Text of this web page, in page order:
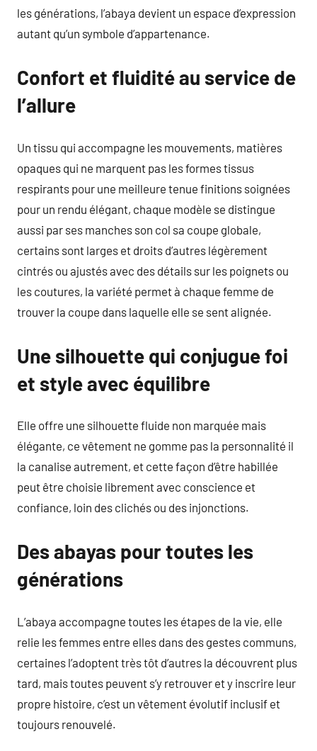
les générations, l’abaya devient un espace d’expression
autant qu’un symbole d’appartenance.
Confort et fluidité au service de
l’allure
Un tissu qui accompagne les mouvements, matières
opaques qui ne marquent pas les formes tissus
respirants pour une meilleure tenue finitions soignées
pour un rendu élégant, chaque modèle se distingue
aussi par ses manches son col sa coupe globale,
certains sont larges et droits d’autres légèrement
cintrés ou ajustés avec des détails sur les poignets ou
les coutures, la variété permet à chaque femme de
trouver la coupe dans laquelle elle se sent alignée.
Une silhouette qui conjugue foi
et style avec équilibre
Elle offre une silhouette fluide non marquée mais
élégante, ce vêtement ne gomme pas la personnalité il
la canalise autrement, et cette façon d’être habillée
peut être choisie librement avec conscience et
confiance, loin des clichés ou des injonctions.
Des abayas pour toutes les
générations
L’abaya accompagne toutes les étapes de la vie, elle
relie les femmes entre elles dans des gestes communs,
certaines l’adoptent très tôt d’autres la découvrent plus
tard, mais toutes peuvent s’y retrouver et y inscrire leur
propre histoire, c’est un vêtement évolutif inclusif et
toujours renouvelé.